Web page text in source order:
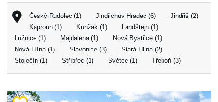
Český Rudolec (1) Jindřichův Hradec (6)
Jindřiš (2)
Kaproun (1)
Kunžak (1)
Landštejn (1)
Lužnice (1)
Majdalena (1)
Nová Bystřice (1)
Nová Hlína (1)
Slavonice (3)
Stará Hlína (2)
Stoječín (1)
Stříbřec (1) Světce (1) Třeboň (3)